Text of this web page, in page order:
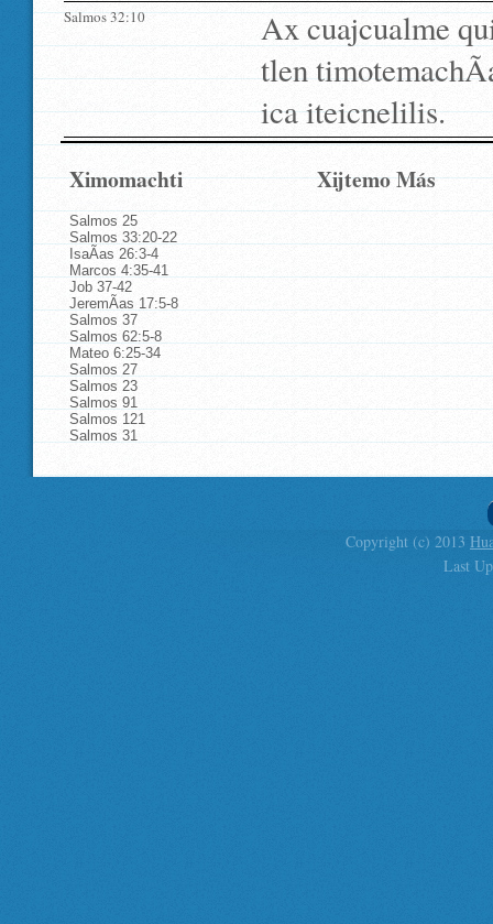
Salmos 32:10
Ax cuajcualme
tlen
ica iteicnelilis.
Ximomachti Xijtemo Más
Salmos 25
Salmos 33:20-22
IsaÃ­as 26:3-4
Marcos 4:35-41
Job 37-42
JeremÃ­as 17:5-8
Salmos 37
Salmos 62:5-8
Mateo 6:25-34
Salmos 27
Salmos 23
Salmos 91
Salmos 121
Salmos 31
Copyright (c) 2013
Last